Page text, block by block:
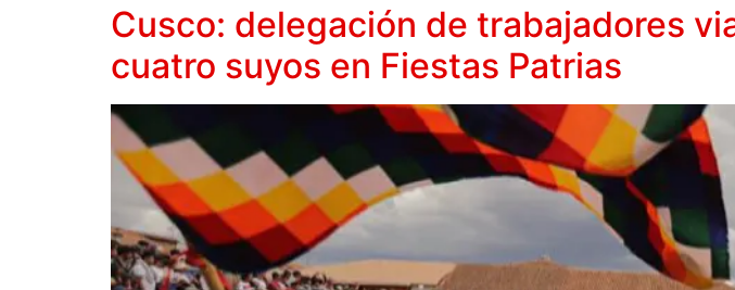
Cusco: delegación de trabajadores
cuatro suyos en Fiestas Patrias